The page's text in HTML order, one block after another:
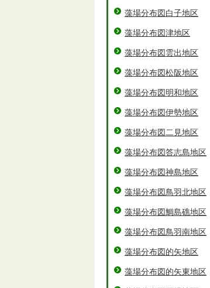
藻場分布図白子地区
藻場分布図津地区
藻場分布図雲出地区
藻場分布図松阪地区
藻場分布図明和地区
藻場分布図伊勢地区
藻場分布図二見地区
藻場分布図答志島地区
藻場分布図神島地区
藻場分布図鳥羽北地区
藻場分布図鯛島礁地区
藻場分布図鳥羽南地区
藻場分布図的矢地区
藻場分布図的矢東地区